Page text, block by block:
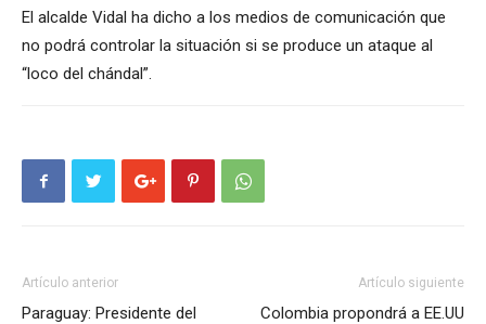
El alcalde Vidal ha dicho a los medios de comunicación que
no podrá controlar la situación si se produce un ataque al
“loco del chándal”.
Artículo anterior
Paraguay: Presidente del
Artículo siguiente
Colombia propondrá a EE.UU